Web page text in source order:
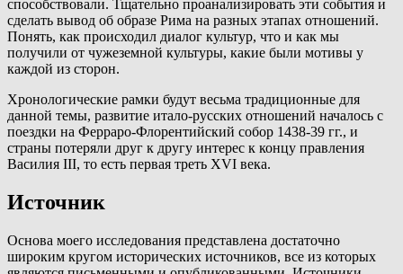
способствовали. Тщательно проанализировать эти события и
сделать вывод об образе Рима на разных этапах отношений.
Понять, как происходил диалог культур, что и как мы
получили от чужеземной культуры, какие были мотивы у
каждой из сторон.
Хронологические рамки будут весьма традиционные для
данной темы, развитие итало-русских отношений началось с
поездки на Ферраро-Флорентийский собор 1438-39 гг., и
страны потеряли друг к другу интерес к концу правления
Василия III, то есть первая треть XVI века.
Источник
Основа моего исследования представлена достаточно
широким кругом исторических источников, все из которых